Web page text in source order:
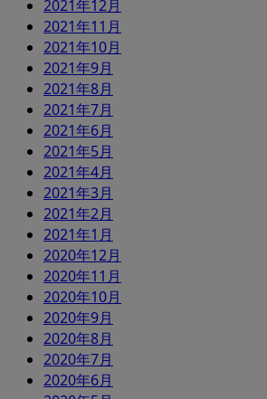
2021年12月
2021年11月
2021年10月
2021年9月
2021年8月
2021年7月
2021年6月
2021年5月
2021年4月
2021年3月
2021年2月
2021年1月
2020年12月
2020年11月
2020年10月
2020年9月
2020年8月
2020年7月
2020年6月